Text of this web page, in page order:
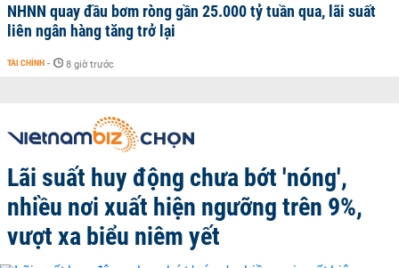
NHNN quay đầu bơm ròng gần 25.000 tỷ tuần qua, lãi suất
liên ngân hàng tăng trở lại
TÀI CHÍNH - 8 giờ trước
Lãi suất huy động chưa bớt 'nóng',
nhiều nơi xuất hiện ngưỡng trên 9%,
vượt xa biểu niêm yết